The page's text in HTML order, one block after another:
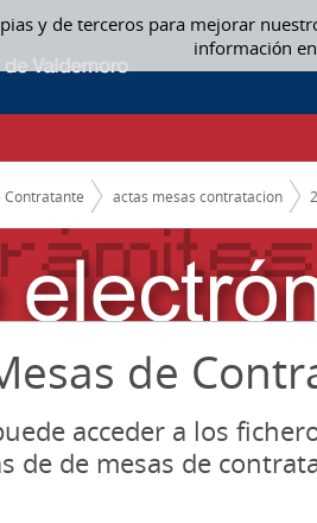
y de terceros para mejorar
información
Contratante actas mesas contratacion
de
acceder a los
de de mesas de